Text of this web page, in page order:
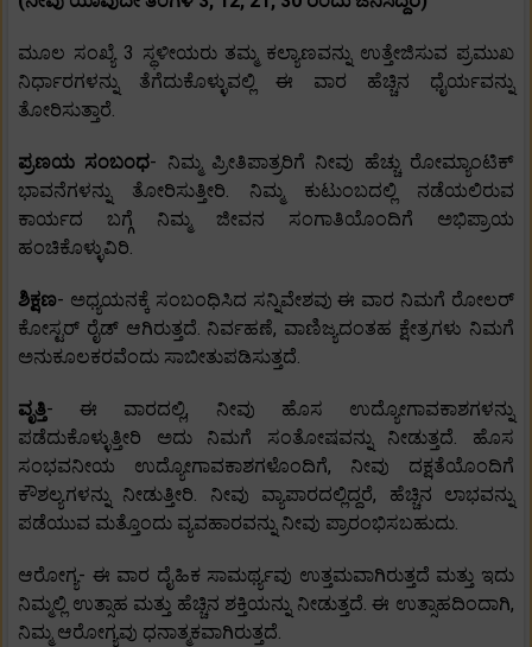
ಮೂಲ ಸಂಖ್ಯೆ 3 ಸ್ಥಳೀಯರು ತಮ್ಮ ಕಲ್ಯಾಣವನ್ನು ಉತ್ತೇಜಿಸುವ ಪ್ರಮುಖ
ನಿರ್ಧಾರಗಳನ್ನು ತೆಗೆದುಕೊಳ್ಳುವಲ್ಲಿ ಈ ವಾರ ಹೆಚ್ಚಿನ ಧೈರ್ಯವನ್ನು
ತೋರಿಸುತ್ತಾರೆ.
ಪ್ರಣಯ ಸಂಬಂಧ- ನಿಮ್ಮ ಪ್ರೀತಿಪಾತ್ರರಿಗೆ ನೀವು ಹೆಚ್ಚು ರೋಮ್ಯಾಂಟಿಕ್
ಭಾವನೆಗಳನ್ನು ತೋರಿಸುತ್ತೀರಿ. ನಿಮ್ಮ ಕುಟುಂಬದಲ್ಲಿ ನಡೆಯಲಿರುವ
ಕಾರ್ಯದ ಬಗ್ಗೆ ನಿಮ್ಮ ಜೀವನ ಸಂಗಾತಿಯೊಂದಿಗೆ ಅಭಿಪ್ರಾಯ
ಹಂಚಿಕೊಳ್ಳುವಿರಿ.
ಶಿಕ್ಷಣ- ಅಧ್ಯಯನಕ್ಕೆ ಸಂಬಂಧಿಸಿದ ಸನ್ನಿವೇಶವು ಈ ವಾರ ನಿಮಗೆ ರೋಲರ್
ಕೋಸ್ಟರ್ ರೈಡ್ ಆಗಿರುತ್ತದೆ. ನಿರ್ವಹಣೆ, ವಾಣಿಜ್ಯದಂತಹ ಕ್ಷೇತ್ರಗಳು ನಿಮಗೆ
ಅನುಕೂಲಕರವೆಂದು ಸಾಬೀತುಪಡಿಸುತ್ತದೆ.
ವೃತ್ತಿ- ಈ ವಾರದಲ್ಲಿ, ನೀವು ಹೊಸ ಉದ್ಯೋಗಾವಕಾಶಗಳನ್ನು
ಪಡೆದುಕೊಳ್ಳುತ್ತೀರಿ ಅದು ನಿಮಗೆ ಸಂತೋಷವನ್ನು ನೀಡುತ್ತದೆ. ಹೊಸ
ಸಂಭವನೀಯ ಉದ್ಯೋಗಾವಕಾಶಗಳೊಂದಿಗೆ, ನೀವು ದಕ್ಷತೆಯೊಂದಿಗೆ
ಕೌಶಲ್ಯಗಳನ್ನು ನೀಡುತ್ತೀರಿ. ನೀವು ವ್ಯಾಪಾರದಲ್ಲಿದ್ದರೆ, ಹೆಚ್ಚಿನ ಲಾಭವನ್ನು
ಪಡೆಯುವ ಮತ್ತೊಂದು ವ್ಯವಹಾರವನ್ನು ನೀವು ಪ್ರಾರಂಭಿಸಬಹುದು.
ಆರೋಗ್ಯ- ಈ ವಾರ ದೈಹಿಕ ಸಾಮರ್ಥ್ಯವು ಉತ್ತಮವಾಗಿರುತ್ತದೆ ಮತ್ತು ಇದು
ನಿಮ್ಮಲ್ಲಿ ಉತ್ಸಾಹ ಮತ್ತು ಹೆಚ್ಚಿನ ಶಕ್ತಿಯನ್ನು ನೀಡುತ್ತದೆ. ಈ ಉತ್ಸಾಹದಿಂದಾಗಿ,
ನಿಮ್ಮ ಆರೋಗ್ಯವು ಧನಾತ್ಮಕವಾಗಿರುತ್ತದೆ.